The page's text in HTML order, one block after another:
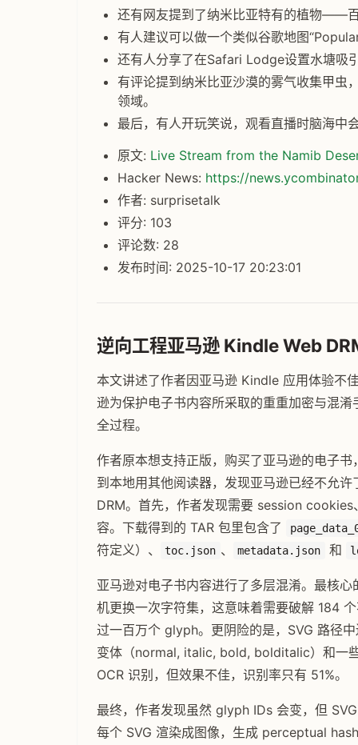
还有网友提到了纳米比亚特有的植物——
有人建议可以做一个类似谷歌地图
还有人分享了在Safari Lodge设置水塘吸
有评论提到纳米比亚沙漠的雾气收集甲虫
领域。
最后，有人开玩笑说，观看直播时脑海中
原文: Live Stream from the Namib
Hacker News: https://
作者: surprisetalk
评分: 103
评论数: 28
发布时间: 2025-10-17 20:23:01
逆向工程亚马逊 Kindle Web
本文讲述了作者因亚马逊 Kindle 应用体验不
逊为保护电子书内容所采取的重重加密与混
全过程。
作者原本想支持正版，购买了亚马逊的电子
到本地用其他阅读器，发现亚马逊已经不允
DRM。首先，作者发现需要 session
容。下载得到的 TAR 包里包含了
符定义）、 toc.json 、 metadata.json 和
亚马逊对电子书内容进行了多层混淆。最核
机更换一次字符集，这意味着需要破解 184
过一百万个 glyph。更阴险的是，SVG 路径
变体（normal, italic, bold, bolditalic）和一
OCR 识别，但效果不佳，识别率只有 51%。
最终，作者发现虽然 glyph IDs 会变，但
每个 SVG 渲染成图像，生成 perceptual